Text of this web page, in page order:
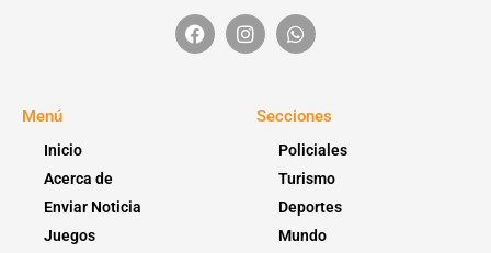
Menú
Inicio
Acerca de
Enviar Noticia
Juegos
Secciones
Policiales
Turismo
Deportes
Mundo